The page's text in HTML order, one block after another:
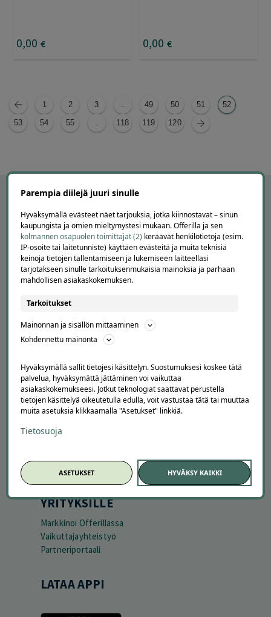
0,00 € 0,00 €
1 2 3 … 49 50 51 52
53 54 55 … 118 119 120
APUA JA NEUVOJA
Peruuta tilaus
Asiakaspalvelu
Usein kysytyt kysymykset
Suosittele Offerillaa
TUTUSTU MEIHIN
Ajankohtaista
Avoimet työpaikat
Offerilla mediassa
YRITYKSILLE
Markkinoi Offerillassa
Vaikuttajayhteistyö
Partneriportaali
LATAA APPI
Parempia diilejä juuri sinulle
Hyväksymällä evästeet näet tarjouksia, jotka kiinnostavat – sinun
kaupungista ja omien mieltymystesi mukaan. Offerilla ja sen
kolmannen osapuolen toimittajat (2) keräävät henkilötietoja (esim.
IP-osoite tai laitetunniste) käyttäen evästeitä ja muita teknisiä
keinoja tietojen tallentamiseen ja lukemiseen laitteellasi
tarjotakseen sinulle tarkoituksenmukaisia mainoksia ja parhaan
mahdollisen asiakaskokemuksen.
Tarkoitukset
Mainonnan ja sisällön mittaaminen
Kohdennettu mainonta
Hyväksymällä sallit tietojesi käsittelyn. Suostumuksesi koskee tätä
palvelua, hyväksymättä jättäminen voi vaikuttaa
asiakaskokemukseesi. Jotkut teknologiat saattavat perustella
tietojen käsittelyä oikeutetulla edulla, voit vastustaa tätä tai muuttaa
muita asetuksia klikkaamalla "Asetukset" linkkiä.
Tietosuoja
ASETUKSET HYVÄKSY KAIKKI